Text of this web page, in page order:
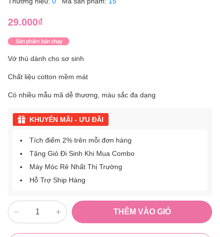
29.000₫
Vớ thú dành cho sơ sinh
Chất liệu cotton mềm mát
Có nhiều mẫu mã dễ thương, màu sắc đa dạng
KHUYẾN MÃI - ƯU ĐÃI
Tích điểm 2% trên mỗi đơn hàng
Tặng Giỏ Đi Sinh Khi Mua Combo
Máy Móc Rẻ Nhất Thị Trường
Hỗ Trợ Ship Hàng
THÊM VÀO GIỎ